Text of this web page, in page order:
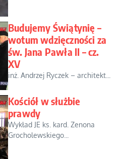
Budujemy Świątynię –
wotum wdzięczności za
św. Jana Pawła II – cz.
XV
inż. Andrzej Ryczek – architekt...
Kościół w służbie
prawdy
Wykład JE ks. kard. Zenona
Grocholewskiego...